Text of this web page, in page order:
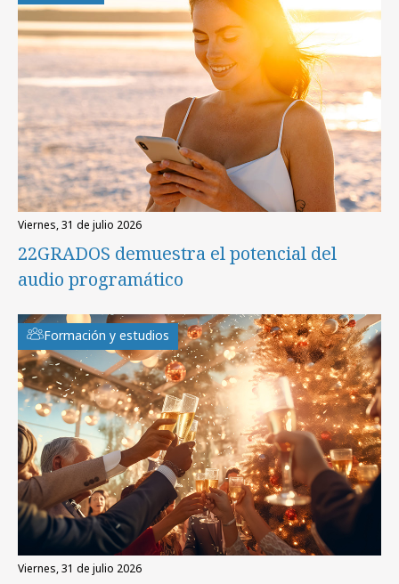
viernes, 31 de julio 2026
22GRADOS demuestra el potencial del
audio programático
Formación y estudios
viernes, 31 de julio 2026